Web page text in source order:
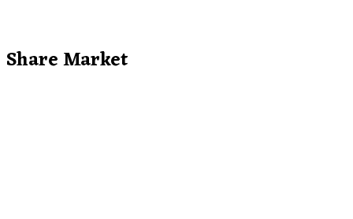
Share Market